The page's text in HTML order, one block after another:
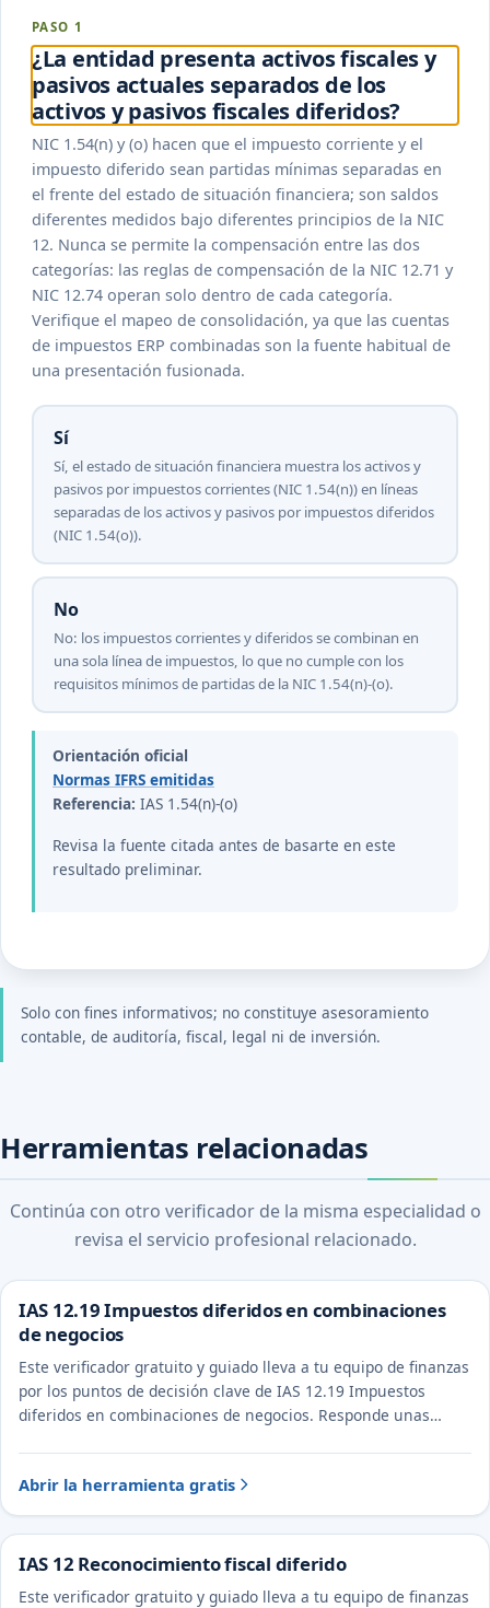
PASO 1
¿La entidad presenta activos fiscales y
pasivos actuales separados de los
activos y pasivos fiscales diferidos?
NIC 1.54(n) y (o) hacen que el impuesto corriente y el
impuesto diferido sean partidas mínimas separadas en
el frente del estado de situación financiera; son saldos
diferentes medidos bajo diferentes principios de la NIC
12. Nunca se permite la compensación entre las dos
categorías: las reglas de compensación de la NIC 12.71 y
NIC 12.74 operan solo dentro de cada categoría.
Verifique el mapeo de consolidación, ya que las cuentas
de impuestos ERP combinadas son la fuente habitual de
una presentación fusionada.
Sí
Sí, el estado de situación financiera muestra los activos y
pasivos por impuestos corrientes (NIC 1.54(n)) en líneas
separadas de los activos y pasivos por impuestos diferidos
(NIC 1.54(o)).
No
No: los impuestos corrientes y diferidos se combinan en
una sola línea de impuestos, lo que no cumple con los
requisitos mínimos de partidas de la NIC 1.54(n)-(o).
Orientación oficial
Normas IFRS emitidas
Referencia: IAS 1.54(n)-(o)
Revisa la fuente citada antes de basarte en este
resultado preliminar.
Solo con fines informativos; no constituye asesoramiento
contable, de auditoría, fiscal, legal ni de inversión.
Herramientas relacionadas
Continúa con otro verificador de la misma especialidad o
revisa el servicio profesional relacionado.
IAS 12.19 Impuestos diferidos en combinaciones
de negocios
Este verificador gratuito y guiado lleva a tu equipo de finanzas
por los puntos de decisión clave de IAS 12.19 Impuestos
diferidos en combinaciones de negocios. Responde unas
Abrir la herramienta gratis
IAS 12 Reconocimiento fiscal diferido
Este verificador gratuito y guiado lleva a tu equipo de finanzas